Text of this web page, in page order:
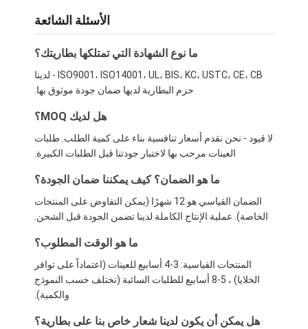
الأسئلة الشائعة
ما نوع الشهادة التي تمتلكها بطاريتك؟
ISO9001، ISO14001، UL، BIS، KC، USTC، CE، CB - لدينا
حزم البطارية لديها ضمان جودة موثوق بها.
هل لديك MOQ؟
لا قيود - نحن نقدم أسعار تنافسية بناء على كمية الطلب. طلبات
العينات مرحب بها لاختبار جودتنا قبل الطلبات الكبيرة.
ما هو الضمان؟ كيف يمكننا ضمان الجودة؟
الضمان القياسي هو 12 شهرًا (يمكن التفاوض على المنتجات
الخاصة). عملية الإنتاج الكاملة لدينا تضمن الجودة قبل الشحن.
ما هو الوقت المطلوب؟
المنتجات القياسية: 3-4 أسابيع للعينات (اعتماداً على توافر
الخلايا) ، 5-8 أسابيع للطلبات السائبة (تختلف حسب النموذج
والكمية).
هل يمكن أن يكون لدينا شعار خاص بنا على بطارية؟